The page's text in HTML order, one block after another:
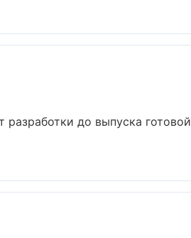
до выпуска готовой